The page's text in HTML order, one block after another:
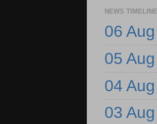
NEWS TIMELINE
06 Aug
05 Aug
04 Aug
03 Aug